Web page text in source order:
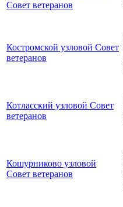
Совет ветеранов
Костромской узловой Совет
ветеранов
Котласский узловой Совет
ветеранов
Кошурниково узловой
Совет ветеранов